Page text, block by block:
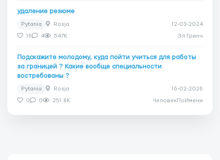
удаление резюме
Pytania Rosja 12-03-2024
16 4 547K Эл Гринч
Подскажите молодому, куда пойти учиться для работы
за границей ? Какие вообще специальности
востребованы ?
Pytania Rosja 16-02-2026
0 0 251.8K ЧеловекПоИмени